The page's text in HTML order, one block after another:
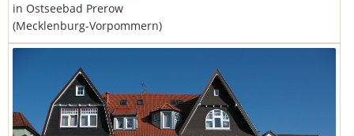
in Ostseebad Prerow
(Mecklenburg-Vorpommern)